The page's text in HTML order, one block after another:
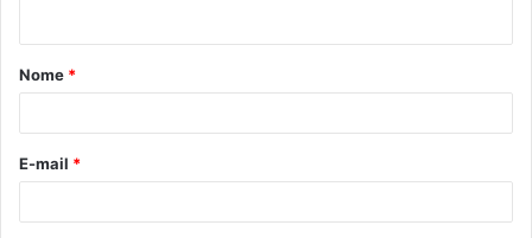
á
r
*
Nome *
E-mail *